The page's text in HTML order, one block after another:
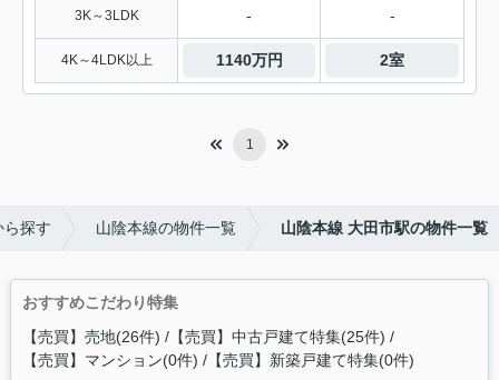
3K～3LDK - -
4K～4LDK以上 1140万円 2室
1
ら探す 山陰本線の物件一覧 山陰本線 大田市駅の物件一覧
おすすめこだわり特集
【売買】売地(26件) 【売買】中古戸建て特集(25件)
【売買】マンション(0件) 【売買】新築戸建て特集(0件)